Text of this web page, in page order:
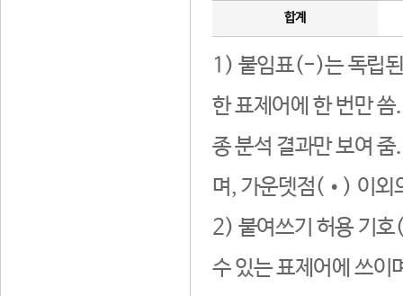
합계
1) 붙임표(-)는 독립된
한 표제어에 한 번만
종 분석 결과만 보여
며, 가운뎃점(•) 이외
2) 붙여쓰기 허용 기호
수 있는 표제어에 쓰이